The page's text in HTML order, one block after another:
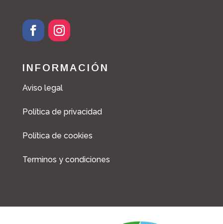
INFORMACIÓN
Aviso legal
Política de privacidad
Política de cookies
Terminos y condiciones